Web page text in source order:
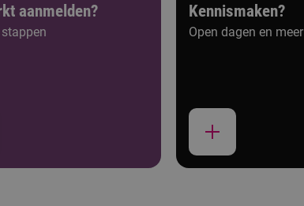
aanmelden? Kennismaken?
Open dagen en meer